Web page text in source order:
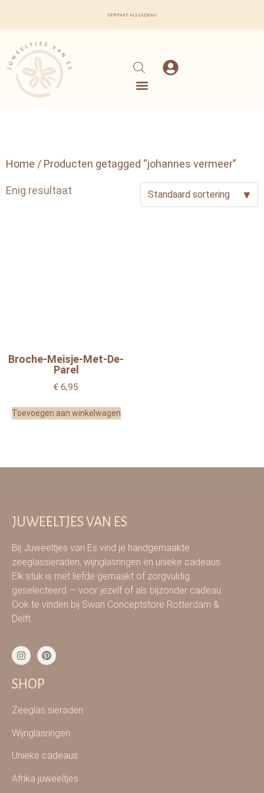
verpakt als cadeau
Home / Producten getagged “johannes vermeer”
Enig resultaat
Broche-Meisje-Met-De-
Parel
€ 6,95
Toevoegen aan winkelwagen
JUWEELTJES VAN ES
Bij Juweeltjes van Es vind je handgemaakte
zeeglassieraden, wijnglasringen en unieke cadeaus.
Elk stuk is met liefde gemaakt of zorgvuldig
geselecteerd — voor jezelf of als bijzonder cadeau.
Ook te vinden bij Swan Conceptstore Rotterdam &
Delft.
SHOP
Zeeglas sieraden
Wijnglasringen
Unieke cadeaus
Afrika juweeltjes